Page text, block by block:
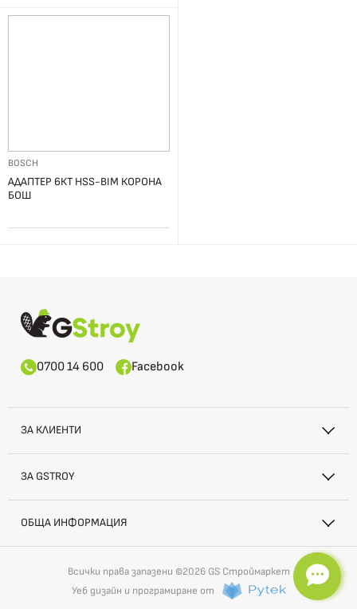
BOSCH
АДАПТЕР 6КT HSS-BIM КОРОНА
БОШ
0700 14 600 Facebook
ЗА КЛИЕНТИ
ЗА GSTROY
ОБЩА ИНФОРМАЦИЯ
Всички права запазени ©2026 GS Строймаркет
Уеб дизайн и програмиране от